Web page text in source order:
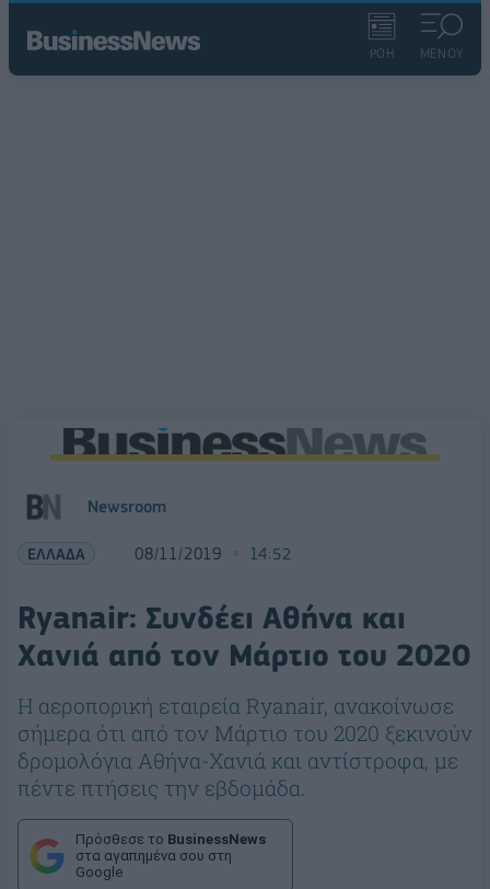
ΡΟΗ ΜΕΝΟΥ
Newsroom
ΕΛΛΑΔΑ 08/11/2019 14:52
Ryanair: Συνδέει Αθήνα και
Χανιά από τον Μάρτιο του 2020
Η αεροπορική εταιρεία Ryanair, ανακοίνωσε
σήμερα ότι από τον Μάρτιο του 2020 ξεκινούν
δρομολόγια Αθήνα-Χανιά και αντίστροφα, με
πέντε πτήσεις την εβδομάδα.
Πρόσθεσε το BusinessNews
στα αγαπημένα σου στη
Google